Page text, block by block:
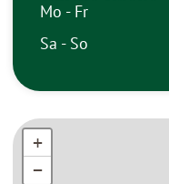
+
−
+
−
Mo - Fr
Sa - So